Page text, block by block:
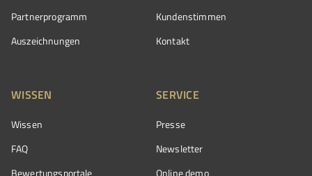
Partnerprogramm
Auszeichnungen
Kundenstimmen
Kontakt
WISSEN
Wissen
FAQ
Bewertungsportale
SERVICE
Presse
Newsletter
Online demo